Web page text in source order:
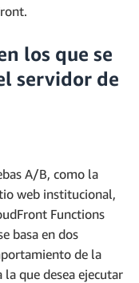
los que se
servidor de
A/B, como la
web institucional,
Functions
basa en dos
de la
la que desea ejecutar